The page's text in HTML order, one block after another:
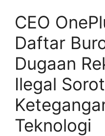
CEO
Daftar
Dugaan
Ilegal
Teknologi